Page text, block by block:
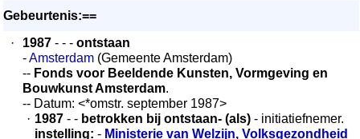
Gebeurtenis:==
·
1987 - - - ontstaan
-Amsterdam (Gemeente Amsterdam)
-- Fonds voor Beeldende Kunsten, Vormgeving en
Bouwkunst Amsterdam.
-- Datum: <*omstr. september 1987>
· 1987 - - betrokken bij ontstaan- (als) - initiatiefnemer.
instelling: - Ministerie van Welzijn, Volksgezondheid